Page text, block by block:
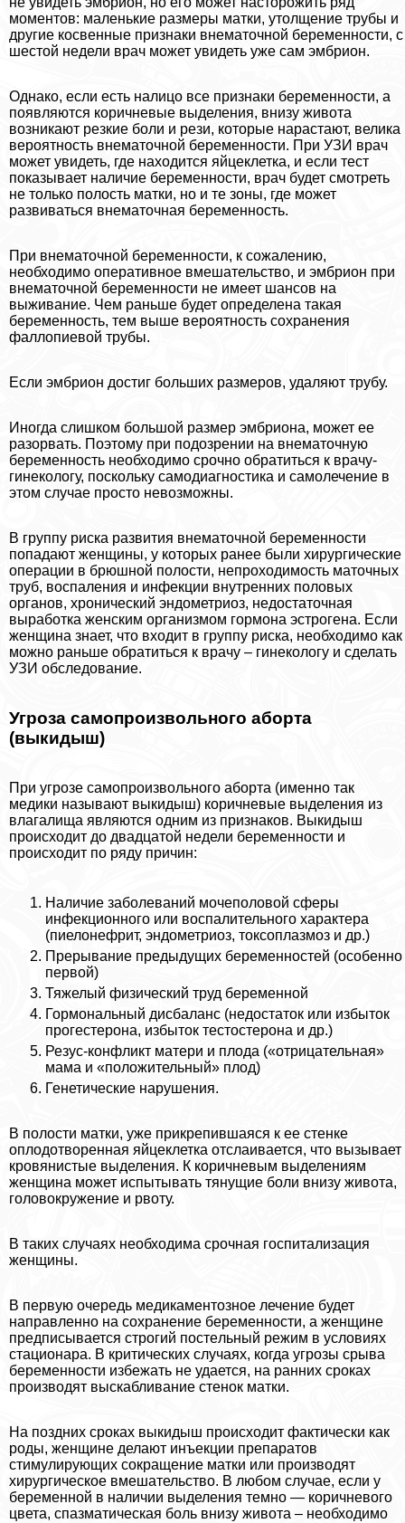
моментов: маленькие размеры матки, утолщение трубы и
другие косвенные признаки внематочной беременности, с
шестой недели врач может увидеть уже сам эмбрион.
Однако, если есть налицо все признаки беременности, а
появляются коричневые выделения, внизу живота
возникают резкие боли и рези, которые нарастают, велика
вероятность внематочной беременности. При УЗИ врач
может увидеть, где находится яйцеклетка, и если тест
показывает наличие беременности, врач будет смотреть
не только полость матки, но и те зоны, где может
развиваться внематочная беременность.
При внематочной беременности, к сожалению,
необходимо оперативное вмешательство, и эмбрион при
внематочной беременности не имеет шансов на
выживание. Чем раньше будет определена такая
беременность, тем выше вероятность сохранения
фaллoпиевой трубы.
Если эмбрион достиг больших размеров, удаляют трубу.
Иногда слишком большой размер эмбриона, может ее
разорвать. Поэтому при подозрении на внематочную
беременность необходимо срочно обратиться к врачу-
гинекологу, поскольку самодиагностика и самолечение в
этом случае просто невозможны.
В группу риска развития внематочной беременности
попадают женщины, у которых ранее были хирургические
операции в брюшной полости, непроходимость маточных
труб, воспаления и инфекции внутренних пoлoвых
органов, хронический эндометриоз, недостаточная
выработка женским организмом гормона эстрогена. Если
женщина знает, что входит в группу риска, необходимо как
можно раньше обратиться к врачу – гинекологу и сделать
УЗИ обследование.
Угроза самопроизвольного aбopта
(выкидыш)
При угрозе самопроизвольного aбopта (именно так
медики называют выкидыш) коричневые выделения из
влагалища являются одним из признаков. Выкидыш
происходит до двадцатой недели беременности и
происходит по ряду причин:
Наличие заболеваний мочепoлoвoй сферы
инфекционного или воспалительного хаpaктера
(пиелонефрит, эндометриоз, токсоплазмоз и др.)
Прерывание предыдущих беременностей (особенно
первой)
Тяжелый физический труд беременной
Гормональный дисбаланс (недостаток или избыток
прогестерона, избыток тестостерона и др.)
Резус-конфликт матери и плода («отрицательная»
мама и «положительный» плод)
Генетические нарушения.
В полости матки, уже прикрепившаяся к ее стенке
оплодотворенная яйцеклетка отслаивается, что вызывает
кровянистые выделения. К коричневым выделениям
женщина может испытывать тянущие боли внизу живота,
головокружение и рвоту.
В таких случаях необходима срочная госпитализация
женщины.
В первую очередь медикаментозное лечение будет
направленно на сохранение беременности, а женщине
предписывается строгий пocтeльный режим в условиях
стационара. В критических случаях, когда угрозы срыва
беременности избежать не удается, на ранних сроках
производят выскабливание стенок матки.
На поздних сроках выкидыш происходит фактически как
роды, женщине делают инъекции препаратов
стимулирующих сокращение матки или производят
хирургическое вмешательство. В любом случае, если у
беременной в наличии выделения темно — коричневого
цвета, спазматическая боль внизу живота – необходимо